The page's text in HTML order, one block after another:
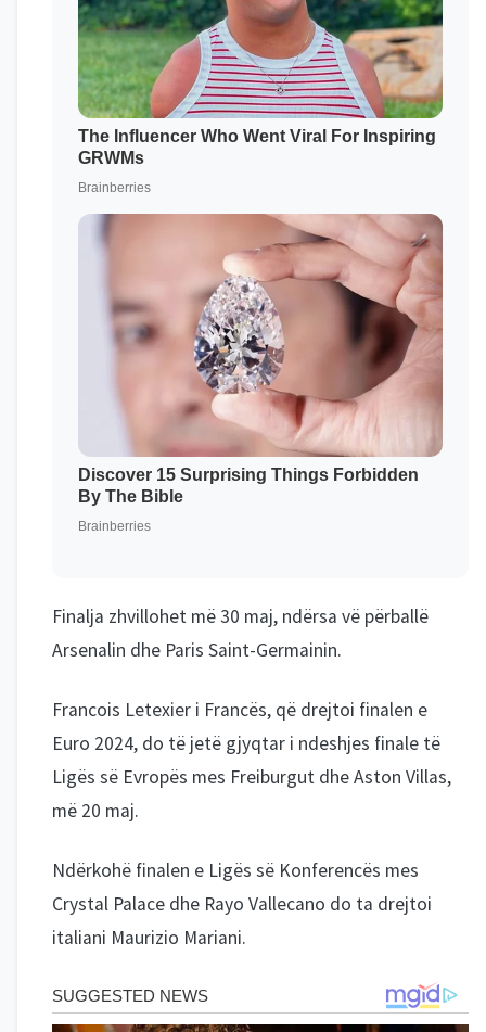
Finalja zhvillohet më 30 maj, ndërsa vë përballë
Arsenalin dhe Paris Saint-Germainin.
Francois Letexier i Francës, që drejtoi finalen e
Euro 2024, do të jetë gjyqtar i ndeshjes finale të
Ligës së Evropës mes Freiburgut dhe Aston Villas,
më 20 maj.
Ndërkohë finalen e Ligës së Konferencës mes
Crystal Palace dhe Rayo Vallecano do ta drejtoi
italiani Maurizio Mariani.